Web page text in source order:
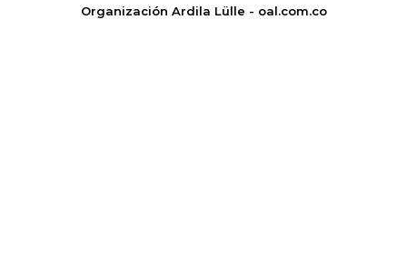
Organización Ardila Lülle - oal.com.co